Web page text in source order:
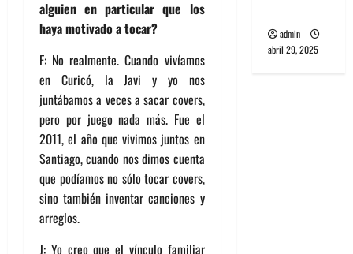
alguien en particular que los
haya motivado a tocar?
F: No realmente. Cuando vivíamos
en Curicó, la Javi y yo nos
juntábamos a veces a sacar covers,
pero por juego nada más. Fue el
2011, el año que vivimos juntos en
Santiago, cuando nos dimos cuenta
que podíamos no sólo tocar covers,
sino también inventar canciones y
arreglos.
J: Yo creo que el vínculo familiar
admin
abril 29, 2025